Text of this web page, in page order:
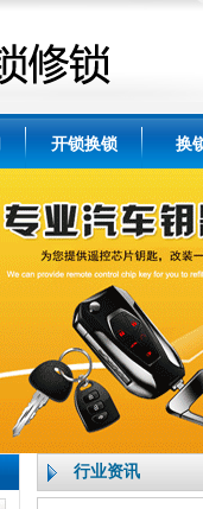
开锁换锁 换
行业资讯